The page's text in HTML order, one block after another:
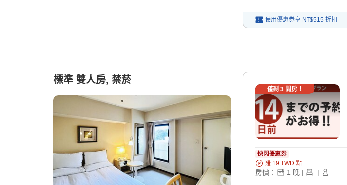
使用優惠券享 NT$515 折扣
標準 雙人房, 禁菸
僅剩 3間房！
快閃優惠券
賺 19 TWD 點
房價： 1 晚 | |